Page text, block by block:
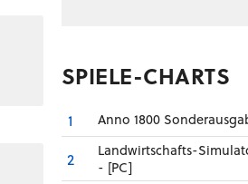
SPIELE-CHARTS
1 Anno 1800
2
Landwirtschafts-
- [PC]